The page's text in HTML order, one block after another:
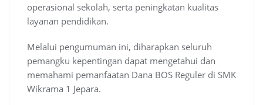
operasional sekolah, serta peningkatan kualitas
layanan pendidikan.
Melalui pengumuman ini, diharapkan seluruh
pemangku kepentingan dapat mengetahui dan
memahami pemanfaatan Dana BOS Reguler di SMK
Wikrama 1 Jepara.